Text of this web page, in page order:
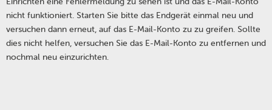
nicht funktioniert. Starten Sie bitte das Endgerät einmal neu und
versuchen dann erneut, auf das E-Mail-Konto zu zu greifen. Sollte
dies nicht helfen, versuchen Sie das E-Mail-Konto zu entfernen und
nochmal neu einzurichten.